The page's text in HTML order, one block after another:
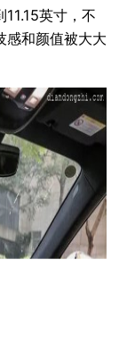
英寸，不
感和颜值被大大